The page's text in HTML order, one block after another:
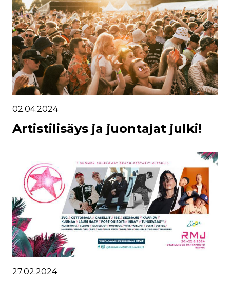
02.04.2024
Artistilisäys ja juontajat julki!
27.02.2024